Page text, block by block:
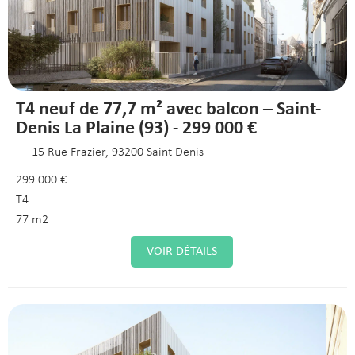
T4 neuf de 77,7 m² avec balcon – Saint-
Denis La Plaine (93) - 299 000 €
15 Rue Frazier, 93200 Saint-Denis
299 000 €
T4
77 m2
VOIR DÉTAILS